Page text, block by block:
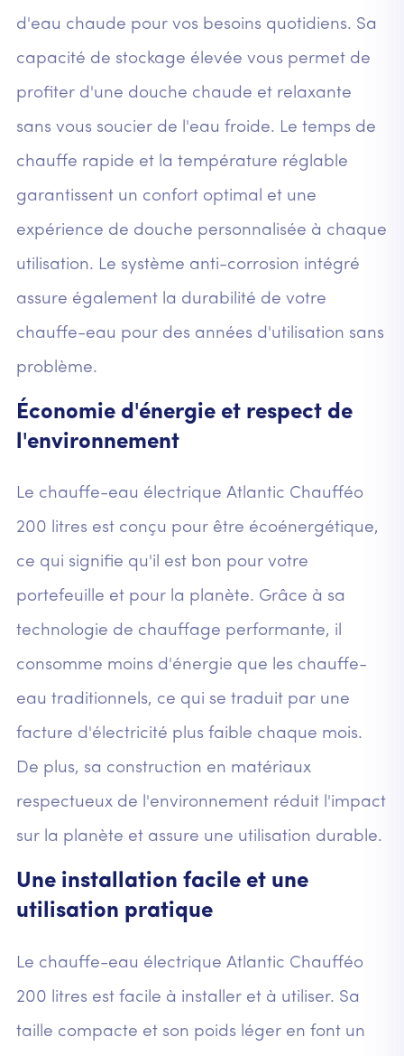
d'eau chaude pour vos besoins quotidiens. Sa
capacité de stockage élevée vous permet de
profiter d'une douche chaude et relaxante
sans vous soucier de l'eau froide. Le temps de
chauffe rapide et la température réglable
garantissent un confort optimal et une
expérience de douche personnalisée à chaque
utilisation. Le système anti-corrosion intégré
assure également la durabilité de votre
chauffe-eau pour des années d'utilisation sans
problème.
Économie d'énergie et respect de
l'environnement
Le chauffe-eau électrique Atlantic Chaufféo
200 litres est conçu pour être écoénergétique,
ce qui signifie qu'il est bon pour votre
portefeuille et pour la planète. Grâce à sa
technologie de chauffage performante, il
consomme moins d'énergie que les chauffe-
eau traditionnels, ce qui se traduit par une
facture d'électricité plus faible chaque mois.
De plus, sa construction en matériaux
respectueux de l'environnement réduit l'impact
sur la planète et assure une utilisation durable.
Une installation facile et une
utilisation pratique
Le chauffe-eau électrique Atlantic Chaufféo
200 litres est facile à installer et à utiliser. Sa
taille compacte et son poids léger en font un